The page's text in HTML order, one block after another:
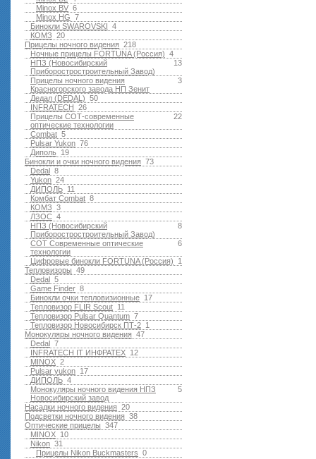
6
Minox BV
7
Minox HG
4
Бинокли SWAROVSKI
20
КОМЗ
218
Прицелы ночного видения
4
Ночные прицелы FORTUNA (Россия)
13
НПЗ (Новосибирский
Приборостростроительный Завод)
3
Прицелы ночного видения
Красногорского завода НП Зенит
50
Дедал (DEDAL)
26
INFRATECH
22
Прицелы СОТ-современные
оптические технологии
5
Combat
76
Pulsar Yukon
19
Диполь
73
Бинокли и очки ночного видения
8
Dedal
24
Yukon
11
ДИПОЛЬ
8
Комбат Combat
3
КОМЗ
4
ЛЗОС
8
НПЗ (Новосибирский
Приборостростроительный Завод)
6
СОТ Современные оптические
технологии
1
Цифровые бинокли FORTUNA (Россия)
49
Тепловизоры
5
Dedal
8
Game Finder
17
Бинокли очки тепловизионные
11
Тепловизор FLIR Scout
7
Тепловизор Pulsar Quantum
1
Тепловизор Новосибирск ПТ-2
47
Монокуляры ночного видения
7
Dedal
12
INFRATECH IT ИНФРАТЕХ
2
MINOX
17
Pulsar yukon
4
ДИПОЛЬ
5
Монокуляры ночного видения НПЗ
Новосибирский завод
20
Насадки ночного видения
38
Подсветки ночного видения
347
Оптические прицелы
10
MINOX
31
Nikon
0
Прицелы Nikon Buckmasters